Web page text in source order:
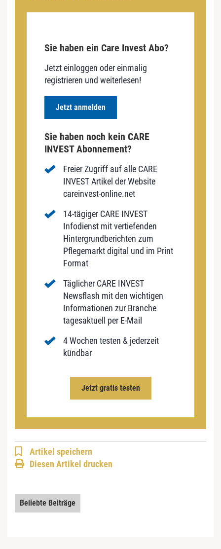
Sie haben ein Care Invest Abo?
Jetzt einloggen oder einmalig
registrieren und weiterlesen!
Jetzt anmelden
Sie haben noch kein CARE
INVEST Abonnement?
Freier Zugriff auf alle CARE
INVEST Artikel der Website
careinvest-online.net
14-tägiger CARE INVEST
Infodienst mit vertiefenden
Hintergrundberichten zum
Pflegemarkt digital und im Print
Format
Täglicher CARE INVEST
Newsflash mit den wichtigen
Informationen zur Branche
tagesaktuell per E-Mail
4 Wochen testen & jederzeit
kündbar
Jetzt gratis testen
Artikel speichern
Diesen Artikel drucken
Beliebte Beiträge